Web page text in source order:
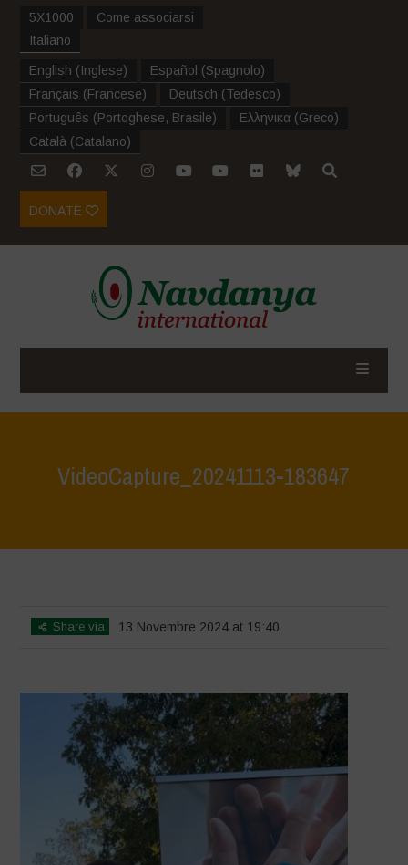
5X1000
Come associarsi
Italiano
English (Inglese) Español (Spagnolo)
Français (Francese) Deutsch (Tedesco)
Português (Portoghese, Brasile) Ελληνικα (Greco)
Català (Catalano)
DONATE
VideoCapture_20241113-183647
Share via 13 Novembre 2024 at 19:40